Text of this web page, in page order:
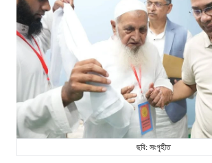
ছবি: সংগৃহীত